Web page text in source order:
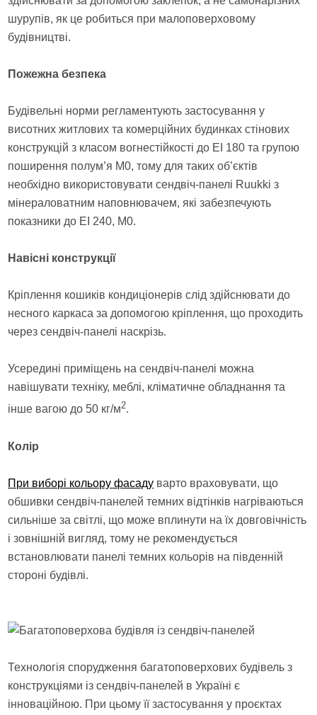
шурупів, як це робиться при малоповерховому
будівництві.
Пожежна безпека
Будівельні норми регламентують застосування у
висотних житлових та комерційних будинках стінових
конструкцій з класом вогнестійкості до EI 180 та групою
поширення полум’я M0, тому для таких об’єктів
необхідно використовувати сендвіч-панелі Ruukki з
мінераловатним наповнювачем, які забезпечують
показники до EI 240, M0.
Навісні конструкції
Кріплення кошиків кондиціонерів слід здійснювати до
несного каркаса за допомогою кріплення, що проходить
через сендвіч-панелі наскрізь.
Усередині приміщень на сендвіч-панелі можна
навішувати техніку, меблі, кліматичне обладнання та
інше вагою до 50 кг/м2.
Колір
При виборі кольору фасаду варто враховувати, що
обшивки сендвіч-панелей темних відтінків нагріваються
сильніше за світлі, що може вплинути на їх довговічність
і зовнішній вигляд, тому не рекомендується
встановлювати панелі темних кольорів на південній
стороні будівлі.
Технологія спорудження багатоповерхових будівель з
конструкціями із сендвіч-панелей в Україні є
інноваційною. При цьому її застосування у проєктах